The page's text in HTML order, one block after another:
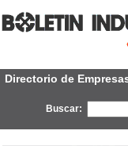
Directorio de
Buscar: